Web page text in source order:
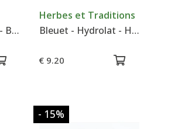
Bleuet - Hydrolat - Bioflore
Herbes et Traditions
Bleuet - Hydrolat - Herbes & Traditions
€ 9.20
- 15%